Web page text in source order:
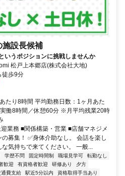
施設長候補
いうポジションに挑戦しませんか
松戸上本郷店(株式会社大地)
徒歩9分
たり8時間 平均勤務日数：1ヶ月あた
働8時間／休憩60分 ※月平均残業20時
業務 ■関係構築・営業 ■店舗マネジメ
募集！ ✅身体介助なし。 会話を楽し
気持ちで来てください。 一般...
学歴不問 固定時間制 職場見学可
転勤なし
歓迎 有資格者歓迎 研修あり
夕方
通費支給 駅近5分以内
資格取得手当あり